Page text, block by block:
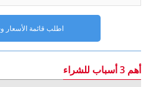
اطلب قائمة الأسعار
أهم 3 أسباب للشراء